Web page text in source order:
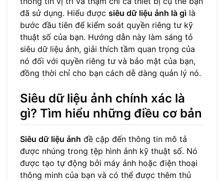
đã sử dụng. Hiểu được siêu dữ liệu ảnh là gì là
bước đầu tiên để kiểm soát quyền riêng tư kỹ
thuật số của bạn. Hướng dẫn này làm sáng tỏ
siêu dữ liệu ảnh, giải thích tầm quan trọng của
nó đối với quyền riêng tư và bảo mật của bạn,
đồng thời chỉ cho bạn cách dễ dàng quản lý nó.
Siêu dữ liệu ảnh chính xác là
gì? Tìm hiểu những điều cơ bản
Siêu dữ liệu ảnh đề cập đến thông tin mô tả
được nhúng trong tệp hình ảnh kỹ thuật số. Nó
được tạo tự động bởi máy ảnh hoặc điện thoại
thông minh của bạn và có thể được thêm thủ